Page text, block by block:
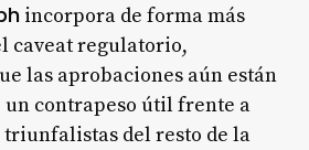
incorpora de forma más
caveat regulatorio,
las aprobaciones aún están
contrapeso útil frente a
triunfalistas del resto de la